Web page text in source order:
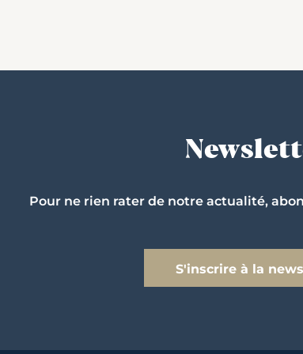
Pour ne rien rater de notre actualité,
S'inscrire à la